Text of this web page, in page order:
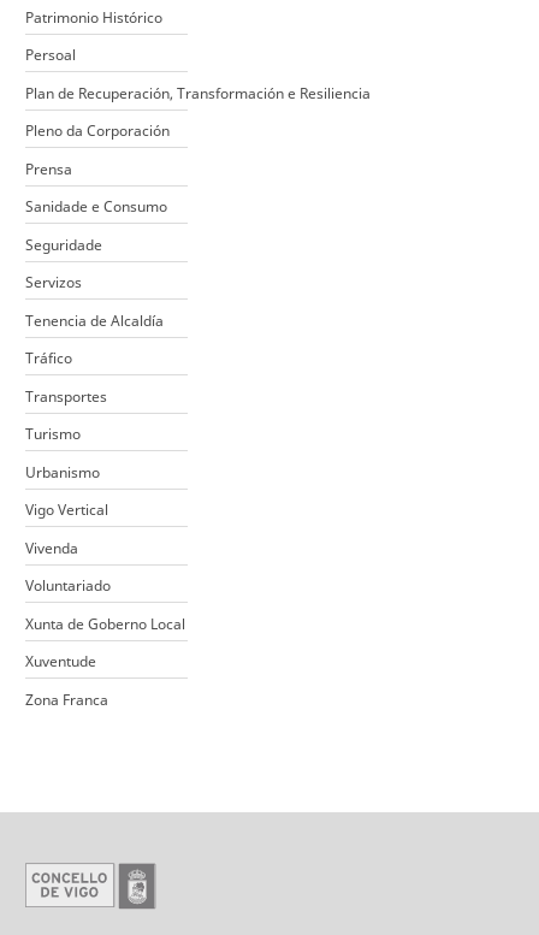
Patrimonio Histórico
Persoal
Plan de Recuperación, Transformación e Resiliencia
Pleno da Corporación
Prensa
Sanidade e Consumo
Seguridade
Servizos
Tenencia de Alcaldía
Tráfico
Transportes
Turismo
Urbanismo
Vigo Vertical
Vivenda
Voluntariado
Xunta de Goberno Local
Xuventude
Zona Franca